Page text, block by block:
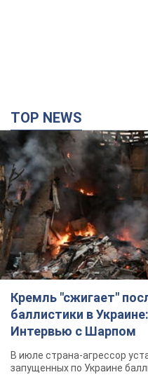
Кремль "сжигает"
баллистики в
Интервью с Шарпом
В июле страна-агрессор
запущенных по Украине
5 часов назад 61,1 т.
В Екатеринбурге
есть попадания,
Россиянам не помогла даже
5 часов назад